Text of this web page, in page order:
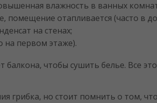
влажность в ванных
помещение отапливается (часто в
на стенах;
на первом этаже).
чтобы сушить белье. Все
грибка, но стоит помнить о том,